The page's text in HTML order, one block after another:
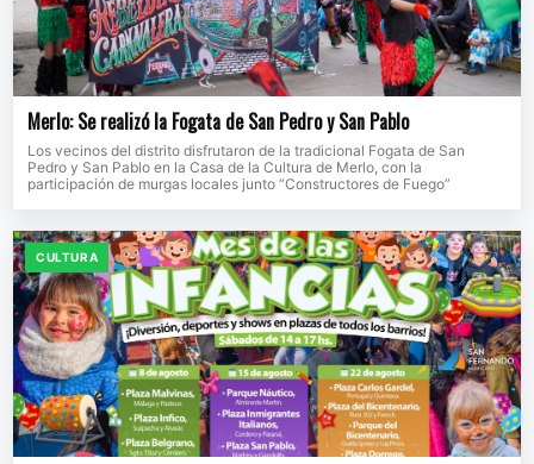
Merlo: Se realizó la Fogata de San Pedro y San Pablo
Los vecinos del distrito disfrutaron de la tradicional Fogata de San
Pedro y San Pablo en la Casa de la Cultura de Merlo, con la
participación de murgas locales junto “Constructores de Fuego”
CULTURA